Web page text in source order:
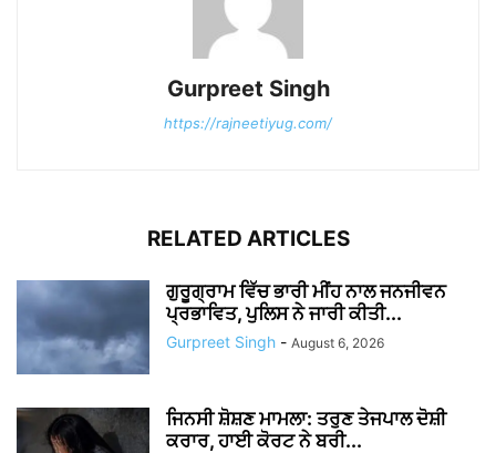
Gurpreet Singh
https://rajneetiyug.com/
RELATED ARTICLES
ਗੁਰੂਗ੍ਰਾਮ ਵਿੱਚ ਭਾਰੀ ਮੀਂਹ ਨਾਲ ਜਨਜੀਵਨ
ਪ੍ਰਭਾਵਿਤ, ਪੁਲਿਸ ਨੇ ਜਾਰੀ ਕੀਤੀ...
Gurpreet Singh - August 6, 2026
ਜਿਨਸੀ ਸ਼ੋਸ਼ਣ ਮਾਮਲਾ: ਤਰੁਣ ਤੇਜਪਾਲ ਦੋਸ਼ੀ
ਕਰਾਰ, ਹਾਈ ਕੋਰਟ ਨੇ ਬਰੀ...